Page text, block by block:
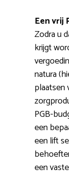
Een vrij
Zodra u
krijgt
natura
plaatsen
PGB-
een
een lift
een